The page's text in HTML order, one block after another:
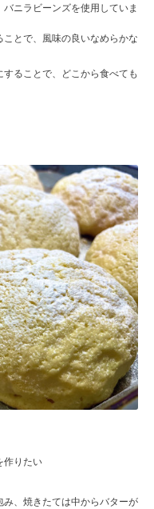
ニラビーンズを使用していま
とで、風味の良いなめらかな
ることで、どこから食べても
作りたい
み、焼きたては中からバターが